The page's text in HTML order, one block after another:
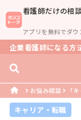
看護師だけの相
アプリを無料でダウ
企業看護師になる方
お悩み相談 「
キャリア・転職